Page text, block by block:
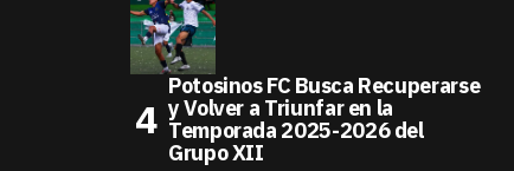
Potosinos FC Busca Recuperarse
y Volver a Triunfar en la
Temporada 2025-2026 del
Grupo XII